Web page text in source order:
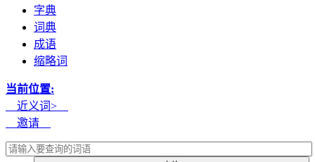
字典
词典
成语
缩略词
当前位置:
近义词>
邀请